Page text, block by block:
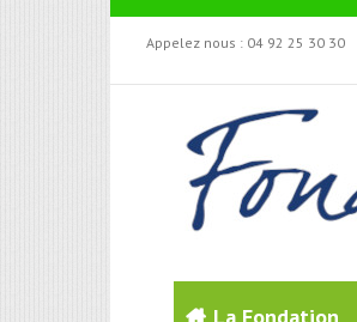
Appelez nous : 04 92 25 30 30